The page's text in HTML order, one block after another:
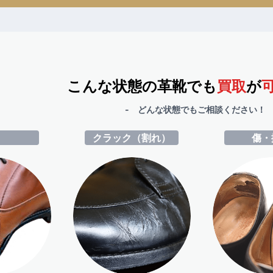
こんな状態の革靴でも買取が
- どんな状態でもご相談ください
クラック（割れ） 傷